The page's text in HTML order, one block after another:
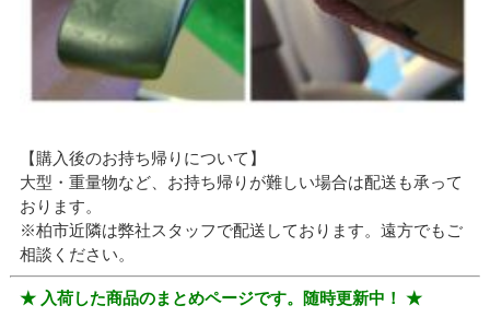
【購入後のお持ち帰りについて】
大型・重量物など、お持ち帰りが難しい場合は配送も承って
おります。
※柏市近隣は弊社スタッフで配送しております。遠方でもご
相談ください。
★ 入荷した商品のまとめページです。随時更新中！ ★